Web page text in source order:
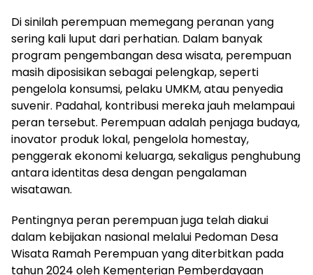
Di sinilah perempuan memegang peranan yang
sering kali luput dari perhatian. Dalam banyak
program pengembangan desa wisata, perempuan
masih diposisikan sebagai pelengkap, seperti
pengelola konsumsi, pelaku UMKM, atau penyedia
suvenir. Padahal, kontribusi mereka jauh melampaui
peran tersebut. Perempuan adalah penjaga budaya,
inovator produk lokal, pengelola homestay,
penggerak ekonomi keluarga, sekaligus penghubung
antara identitas desa dengan pengalaman
wisatawan.
Pentingnya peran perempuan juga telah diakui
dalam kebijakan nasional melalui Pedoman Desa
Wisata Ramah Perempuan yang diterbitkan pada
tahun 2024 oleh Kementerian Pemberdayaan